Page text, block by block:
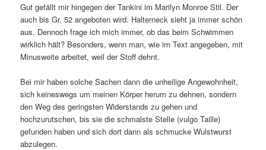
Gut gefällt mir hingegen der Tankini im Marilyn Monroe Stil. Der
auch bis Gr. 52 angeboten wird. Halterneck sieht ja immer schön
aus. Dennoch frage ich mich immer, ob das beim Schwimmen
wirklich hält? Besonders, wenn man, wie im Text angegeben, mit
Minusweite arbeitet, weil der Stoff dehnt.
Bei mir haben solche Sachen dann die unheilige Angewohnheit,
sich keineswegs um meinen Körper herum zu dehnen, sondern
den Weg des geringsten Widerstands zu gehen und
hochzurutschen, bis sie die schmalste Stelle (vulgo Taille)
gefunden haben und sich dort dann als schmucke Wulstwurst
abzulegen.